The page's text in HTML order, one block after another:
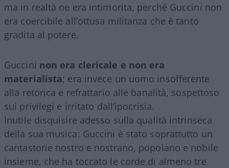
ma in realtà ne era intimorita, perché Guccini non
era coercibile all’ottusa militanza che è tanto
gradita al potere.
Guccini non era clericale e non era
materialista; era invece un uomo insofferente
alla retorica e refrattario alle banalità, sospettoso
sui privilegi e irritato dall’ipocrisia.
Inutile disquisire adesso sulla qualità intrinseca
della sua musica: Guccini è stato soprattutto un
cantastorie nostro e nostrano, popolano e nobile
insieme, che ha toccato le corde di almeno tre